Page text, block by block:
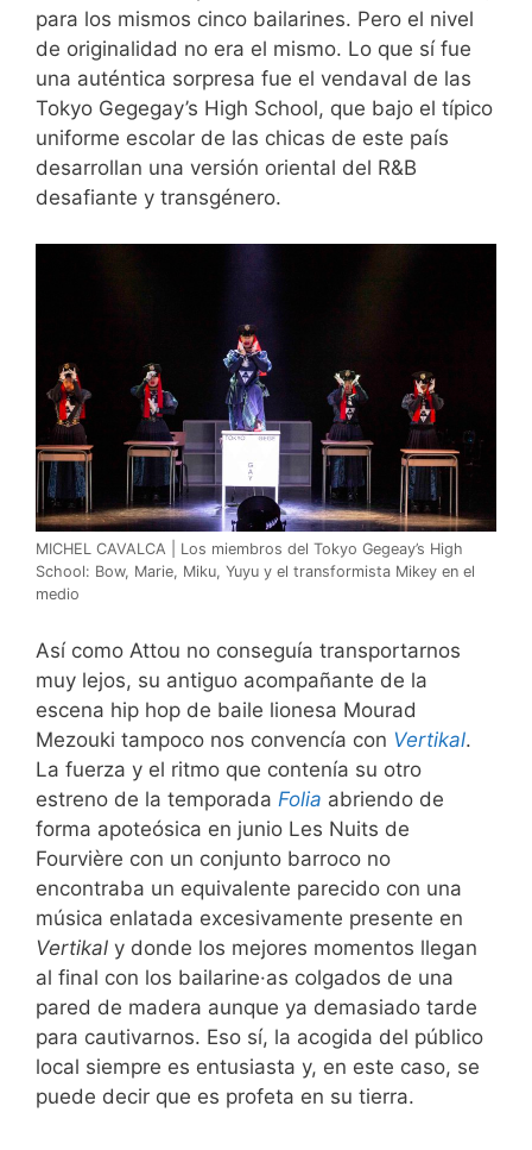
para los mismos cinco bailarines. Pero el nivel
de originalidad no era el mismo. Lo que sí fue
una auténtica sorpresa fue el vendaval de las
Tokyo Gegegay’s High School, que bajo el típico
uniforme escolar de las chicas de este país
desarrollan una versión oriental del R&B
desafiante y transgénero.
MICHEL CAVALCA | Los miembros del Tokyo Gegeay’s High
School: Bow, Marie, Miku, Yuyu y el transformista Mikey en el
medio
Así como Attou no conseguía transportarnos
muy lejos, su antiguo acompañante de la
escena hip hop de baile lionesa Mourad
Mezouki tampoco nos convencía con Vertikal.
La fuerza y el ritmo que contenía su otro
estreno de la temporada Folia abriendo de
forma apoteósica en junio Les Nuits de
Fourvière con un conjunto barroco no
encontraba un equivalente parecido con una
música enlatada excesivamente presente en
Vertikal y donde los mejores momentos llegan
al final con los bailarine·as colgados de una
pared de madera aunque ya demasiado tarde
para cautivarnos. Eso sí, la acogida del público
local siempre es entusiasta y, en este caso, se
puede decir que es profeta en su tierra.